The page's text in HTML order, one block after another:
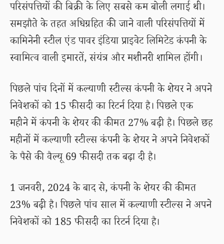
परिसंपत्तियों की बिक्री के लिए सबसे कम बोली लगाई थी।
समझौते के तहत अधिग्रहित की जाने वाली परिसंपत्तियों में
कामिनेनी स्टील एंड पावर इंडिया प्राइवेट लिमिटेड कंपनी के
स्वामित्व वाली इमारतें, संयंत्र और मशीनरी शामिल होंगी।
पिछले पांच दिनों में कल्याणी स्टील्स कंपनी के शेयर ने अपने
निवेशकों को 15 फीसदी का रिटर्न दिया है। पिछले एक
महीने में कंपनी के शेयर की कीमत 27% बढ़ी है। पिछले छह
महीनों में कल्याणी स्टील्स कंपनी के शेयर ने अपने निवेशकों
के पैसे की वैल्यू 69 फीसदी तक बढ़ा दी है।
1 जनवरी, 2024 के बाद से, कंपनी के शेयर की कीमत
23% बढ़ी है। पिछले पांच साल में कल्याणी स्टील्स ने अपने
निवेशकों को 185 फीसदी का रिटर्न दिया है।